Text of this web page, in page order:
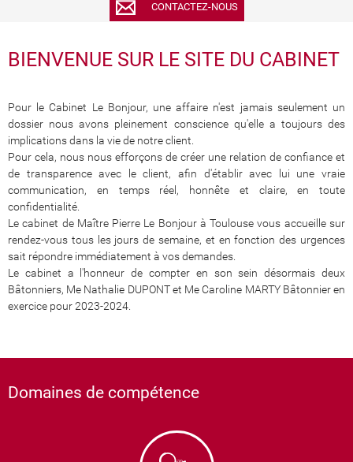
CONTACTEZ-NOUS
BIENVENUE SUR LE SITE DU CABINET
Pour le Cabinet Le Bonjour, une affaire n'est jamais seulement un
dossier nous avons pleinement conscience qu'elle a toujours des
implications dans la vie de notre client.
Pour cela, nous nous efforçons de créer une relation de confiance et
de transparence avec le client, afin d'établir avec lui une vraie
communication, en temps réel, honnête et claire, en toute
confidentialité.
Le cabinet de Maître Pierre Le Bonjour à Toulouse vous accueille sur
rendez-vous tous les jours de semaine, et en fonction des urgences
sait répondre immédiatement à vos demandes.
Le cabinet a l'honneur de compter en son sein désormais deux
Bâtonniers, Me Nathalie DUPONT et Me Caroline MARTY Bâtonnier en
exercice pour 2023-2024.
Domaines de compétence